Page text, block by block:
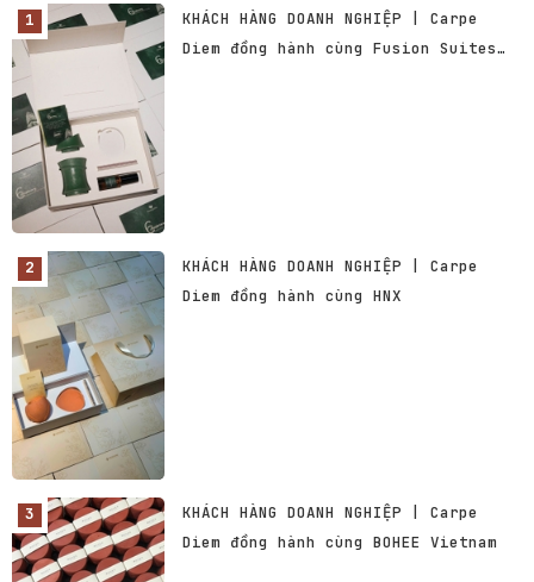
KHÁCH HÀNG DOANH NGHIỆP | Carpe
Diem đồng hành cùng Fusion Suites
KHÁCH HÀNG DOANH NGHIỆP | Carpe
Diem đồng hành cùng HNX
KHÁCH HÀNG DOANH NGHIỆP | Carpe
Diem đồng hành cùng BOHEE Vietnam